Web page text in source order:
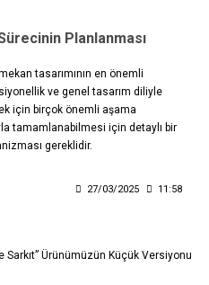
Planlanması
tasarımının en önemli
ve genel tasarım diliyle
için birçok önemli aşama
tamamlanabilmesi için detaylı bir
gereklidir.
27/03/2025 11:58